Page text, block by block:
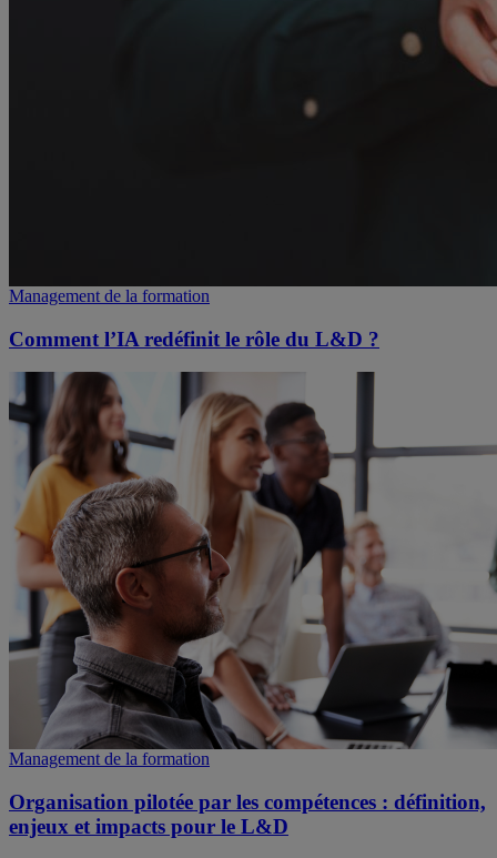
Management de la formation
Comment l’IA redéfinit le rôle du L&D ?
Management de la formation
Organisation pilotée par les compétences : définition,
enjeux et impacts pour le L&D